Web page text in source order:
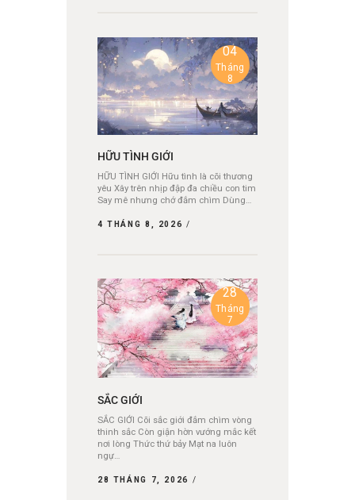
04
Tháng
8
HỮU TÌNH GIỚI
HỮU TÌNH GIỚI Hữu tình là cõi thương
yêu Xây trên nhịp đập đa chiều con tim
Say mê nhưng chớ đắm chìm Dùng…
4 THÁNG 8, 2026
28
Tháng
7
SẮC GIỚI
SẮC GIỚI Cõi sắc giới đắm chìm vòng
thinh sắc Còn giận hờn vướng mắc kết
nơi lòng Thức thứ bảy Mạt na luôn
ngự…
28 THÁNG 7, 2026